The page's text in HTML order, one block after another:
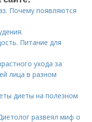
Почему появляются
Питание для
ухода за
лица в разном
диеты на полезном
развеял миф о